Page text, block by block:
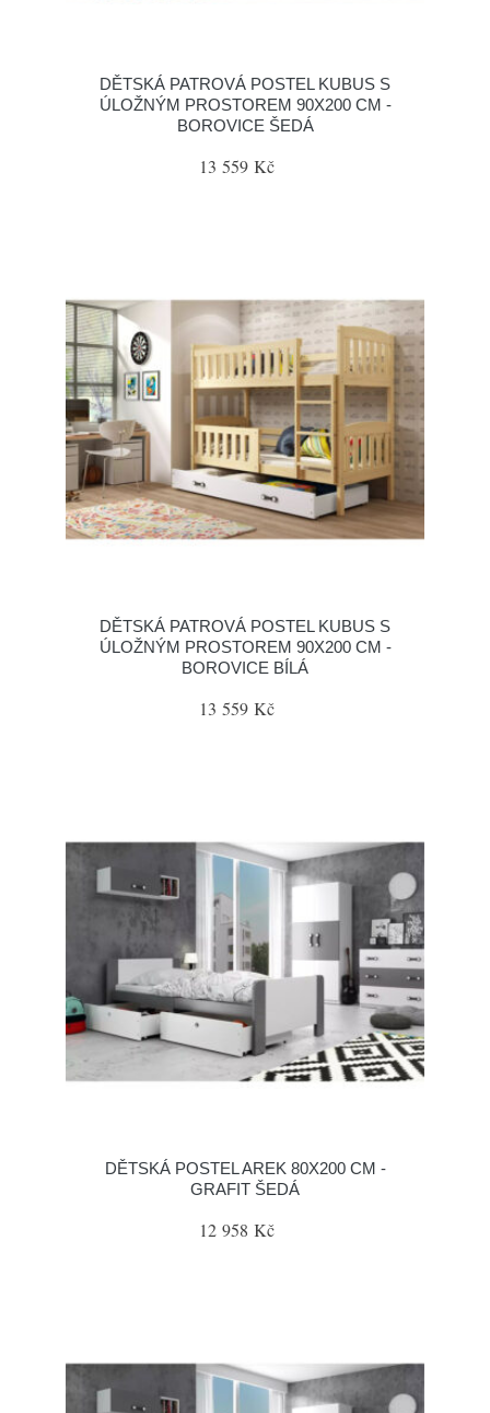
DĚTSKÁ PATROVÁ POSTEL KUBUS S
ÚLOŽNÝM PROSTOREM 90X200 CM -
BOROVICE ŠEDÁ
13 559 Kč
DĚTSKÁ PATROVÁ POSTEL KUBUS S
ÚLOŽNÝM PROSTOREM 90X200 CM -
BOROVICE BÍLÁ
13 559 Kč
DĚTSKÁ POSTEL AREK 80X200 CM -
GRAFIT ŠEDÁ
12 958 Kč